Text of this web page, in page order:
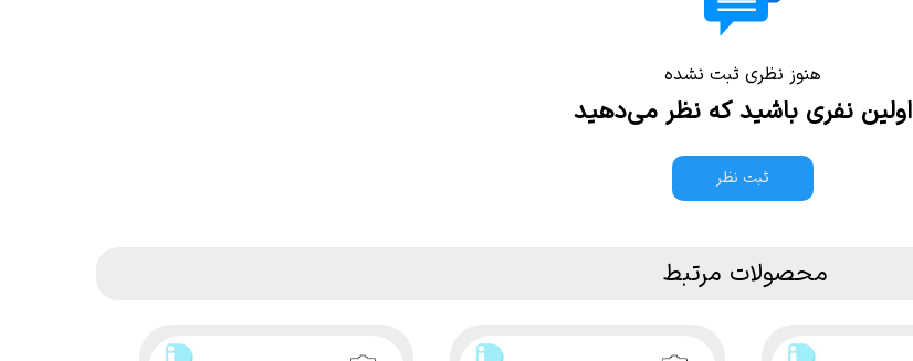
هنوز نظری ثبت نشده
اولین نفری باشید که نظر می‌دهید
ثبت نظر
محصولات مرتبط